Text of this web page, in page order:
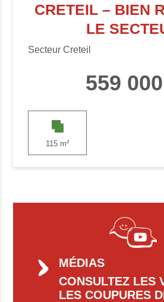
CRETEIL – BIEN
LE
Secteur Creteil
559
115 m²
MÉDIAS
CONSULTEZ LES
LES COUPURES